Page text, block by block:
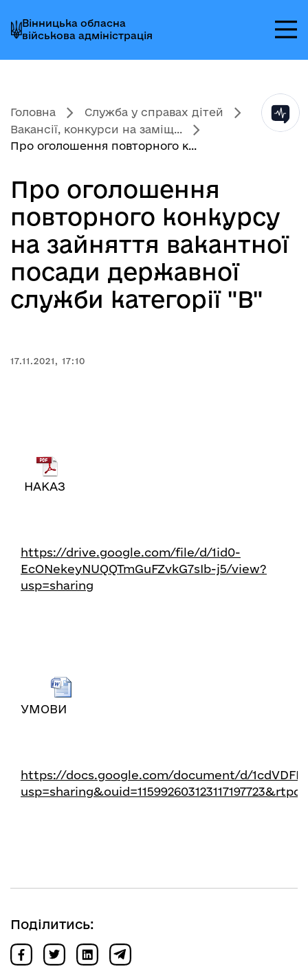
до
головного
меню
до
головного
вмісту
до
головного
колонтитула
Вінницька обласна
військова адміністрація
Головна
Служба у справах дітей
Вакансії, конкурси на заміщ...
Про оголошення повторного к...
Про оголошення
повторного конкурсу
на зайняття вакантної
посади державної
служби категорії "В"
17.11.2021, 17:10
НАКАЗ
https://drive.google.com/file/d/1id0-
EcONekeyNUQQTmGuFZvkG7sIb-j5/view?
usp=sharing
УМОВИ
https://docs.google.com/document/d/
Поділитись: